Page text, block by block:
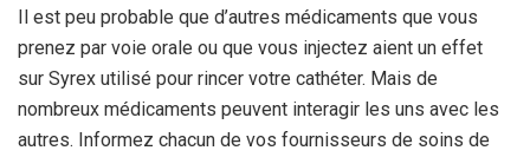
Il est peu probable que d’autres médicaments que vous
prenez par voie orale ou que vous injectez aient un effet
sur Syrex utilisé pour rincer votre cathéter. Mais de
nombreux médicaments peuvent interagir les uns avec les
autres. Informez chacun de vos fournisseurs de soins de